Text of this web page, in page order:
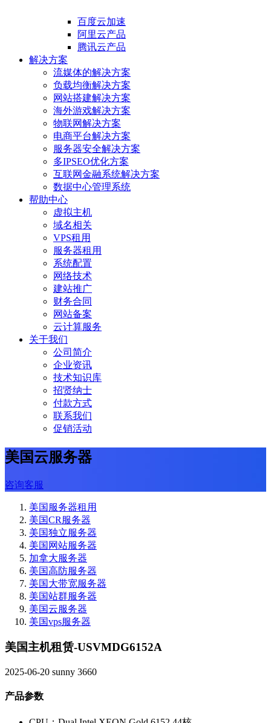
百度云加速
阿里云产品
腾讯云产品
解决方案
流媒体的解决方案
负载均衡解决方案
网站搭建解决方案
海外游戏解决方案
物联网解决方案
电商平台解决方案
服务器安全解决方案
多IPSEO优化方案
互联网金融系统解决方案
数据中心管理系统
帮助中心
虚拟主机
域名相关
VPS租用
服务器租用
系统配置
网络技术
建站推广
财务合同
网站备案
云计算服务
关于我们
公司简介
企业资讯
技术知识库
招贤纳士
付款方式
联系我们
促销活动
美国云服务器
咨询客服
美国服务器租用
美国CR服务器
美国独立服务器
美国网站服务器
加拿大服务器
美国高防服务器
美国大带宽服务器
美国站群服务器
美国云服务器
美国vps服务器
美国主机租赁-USVMDG6152A
2025-06-20 sunny 3660
产品参数